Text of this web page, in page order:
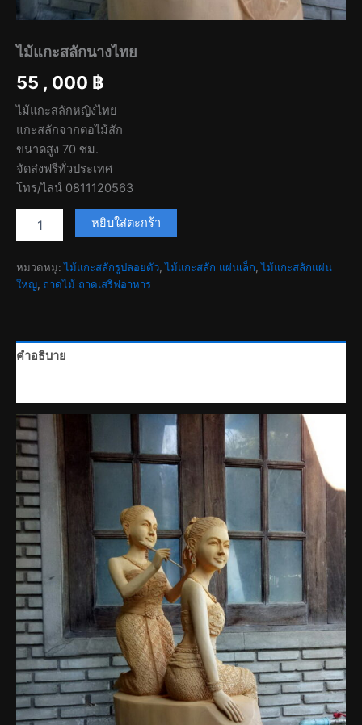
ไม้แกะสลักนางไทย
55 , 000 ฿
ไม้แกะสลักหญิงไทย
แกะสลักจากตอไม้สัก
ขนาดสูง 70 ซม.
จัดส่งฟรีทั่วประเทศ
โทร/ไลน์ 0811120563
สลัก
นาง
หยิบใส่ตะกร้า
หมวดหมู่:ไม้แกะสลักรูปลอยตัว,ไม้แกะสลัก แผ่นเล็ก,ไม้แกะสลักแผ่น
ใหญ่, ถาดไม้ ถาดเสริฟอาหาร
คำอธิบาย